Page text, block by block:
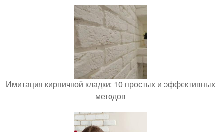
Имитация кирпичной кладки: 10 простых и эффективных
методов